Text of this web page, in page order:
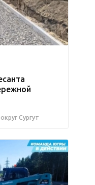
Сургут